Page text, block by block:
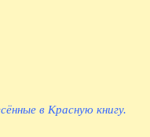
в Красную книгу.